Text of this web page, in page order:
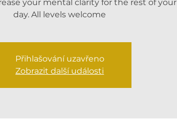
your mental clarity for the rest of your
day. All levels welcome
Přihlašování uzavřeno
Zobrazit další události